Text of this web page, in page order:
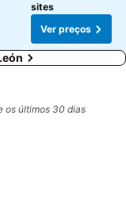
sites
Ver preços
os últimos 30 dias